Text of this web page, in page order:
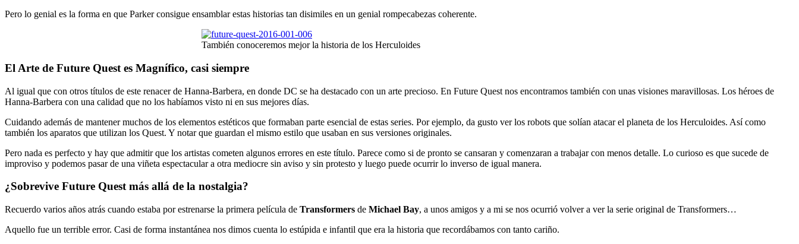
Pero lo genial es la forma en que Parker consigue ensamblar estas historias tan disimiles en un genial rompecabezas coherente.
También conoceremos mejor la historia de los Herculoides
El Arte de Future Quest es Magnífico, casi siempre
Al igual que con otros títulos de este renacer de Hanna-Barbera, en donde DC se ha destacado con un arte precioso. En Future Quest nos encontramos también con unas visiones maravillosas. Los héroes de
Hanna-Barbera con una calidad que no los habíamos visto ni en sus mejores días.
Cuidando además de mantener muchos de los elementos estéticos que formaban parte esencial de estas series. Por ejemplo, da gusto ver los robots que solían atacar el planeta de los Herculoides. Así como
también los aparatos que utilizan los Quest. Y notar que guardan el mismo estilo que usaban en sus versiones originales.
Pero nada es perfecto y hay que admitir que los artistas cometen algunos errores en este título. Parece como si de pronto se cansaran y comenzaran a trabajar con menos detalle. Lo curioso es que sucede de
improviso y podemos pasar de una viñeta espectacular a otra mediocre sin aviso y sin protesto y luego puede ocurrir lo inverso de igual manera.
¿Sobrevive Future Quest más allá de la nostalgia?
Recuerdo varios años atrás cuando estaba por estrenarse la primera película de Transformers de Michael Bay, a unos amigos y a mi se nos ocurrió volver a ver la serie original de Transformers…
Aquello fue un terrible error. Casi de forma instantánea nos dimos cuenta lo estúpida e infantil que era la historia que recordábamos con tanto cariño.